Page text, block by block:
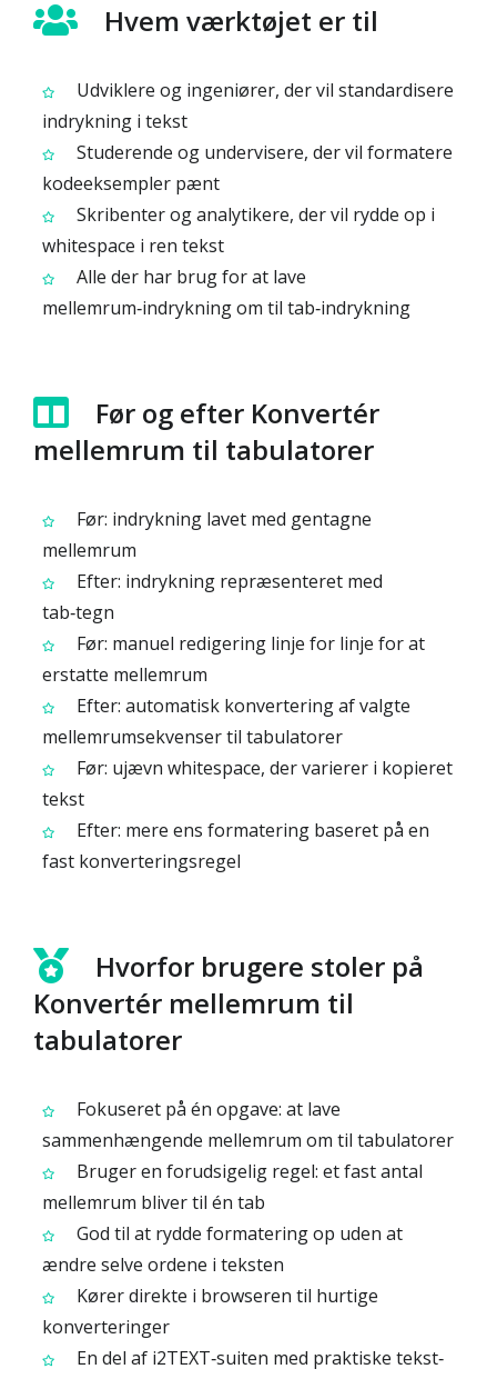
Hvem værktøjet er til
Udviklere og ingeniører, der vil standardisere
indrykning i tekst
Studerende og undervisere, der vil formatere
kodeeksempler pænt
Skribenter og analytikere, der vil rydde op i
whitespace i ren tekst
Alle der har brug for at lave
mellemrum‑indrykning om til tab‑indrykning
Før og efter Konvertér
mellemrum til tabulatorer
Før: indrykning lavet med gentagne
mellemrum
Efter: indrykning repræsenteret med
tab‑tegn
Før: manuel redigering linje for linje for at
erstatte mellemrum
Efter: automatisk konvertering af valgte
mellemrumsekvenser til tabulatorer
Før: ujævn whitespace, der varierer i kopieret
tekst
Efter: mere ens formatering baseret på en
fast konverteringsregel
Hvorfor brugere stoler på
Konvertér mellemrum til
tabulatorer
Fokuseret på én opgave: at lave
sammenhængende mellemrum om til tabulatorer
Bruger en forudsigelig regel: et fast antal
mellemrum bliver til én tab
God til at rydde formatering op uden at
ændre selve ordene i teksten
Kører direkte i browseren til hurtige
konverteringer
En del af i2TEXT‑suiten med praktiske tekst‑